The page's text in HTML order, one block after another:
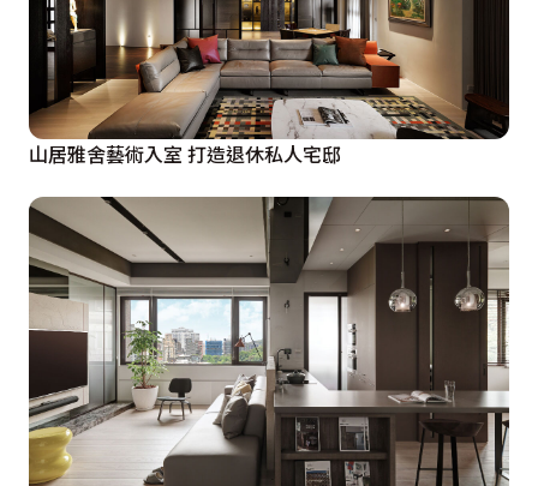
山居雅舍藝術入室 打造退休私人宅邸